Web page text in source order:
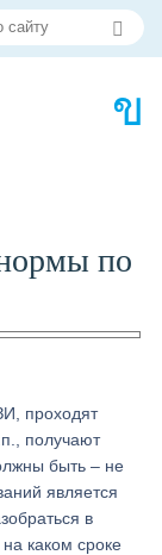
по
проходят
получают
быть – не
является
в
каком сроке